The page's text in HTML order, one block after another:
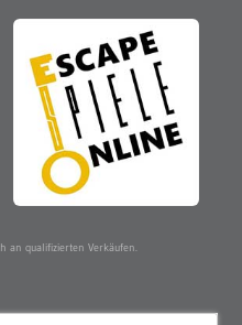
an qualifizierten Verkäufen.